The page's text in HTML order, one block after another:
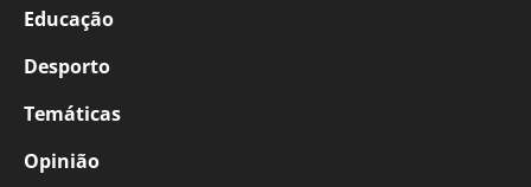
Educação
Desporto
Temáticas
Opinião